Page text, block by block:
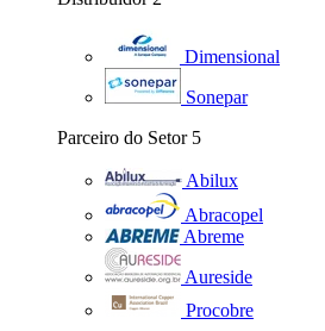
Dimensional
Sonepar
Parceiro do Setor 5
Abilux
Abracopel
Abreme
Aureside
Procobre